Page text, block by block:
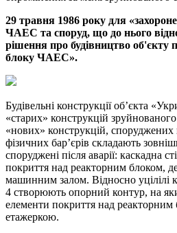
29 травня 1986 року для
ЧАЕС та споруд, що до нього
рішення про будівництво об'єкту
блоку ЧАЕС».
Будівельні конструкції об’єкта
«старих» конструкцій
«нових» конструкцій, споруджених
фізичних бар’єрів складають
споруджені після аварії: каскадна
покриття над реакторним блоком,
машинним залом. Відносно уцілілі
4 створюють опорний контур, на
елементи покриття над реакторним
етажеркою.